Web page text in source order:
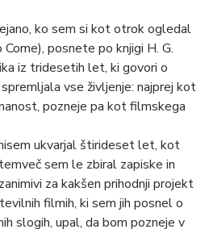
ko sem si kot otrok ogledal
posnete po knjigi H. G.
iz tridesetih let, ki govori o
vse življenje: najprej kot
pozneje pa kot filmskega
ukvarjal štirideset let, kot
sem le zbiral zapiske in
za kakšen prihodnji projekt
filmih, ki sem jih posnel o
slogih, upal, da bom pozneje v